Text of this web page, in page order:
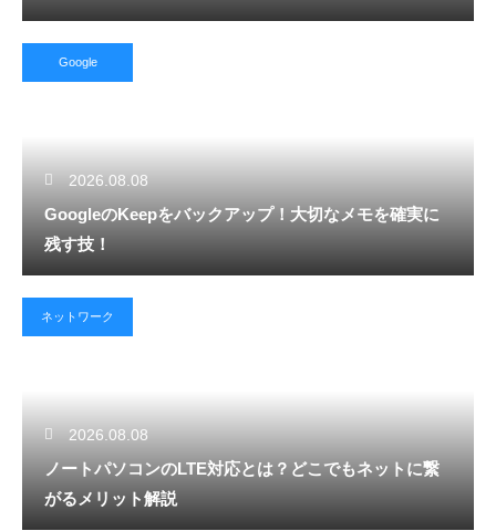
Google
2026.08.08
GoogleのKeepをバックアップ！大切なメモを確実に
残す技！
ネットワーク
2026.08.08
ノートパソコンのLTE対応とは？どこでもネットに繋
がるメリット解説